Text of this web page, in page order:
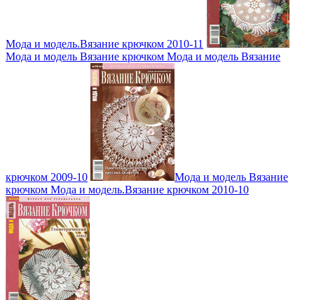
Мода и модель.Вязание крючком 2010-11
Мода и модель Вязание крючком Мода и модель Вязание
крючком 2009-10
Мода и модель Вязание
крючком Мода и модель.Вязание крючком 2010-10